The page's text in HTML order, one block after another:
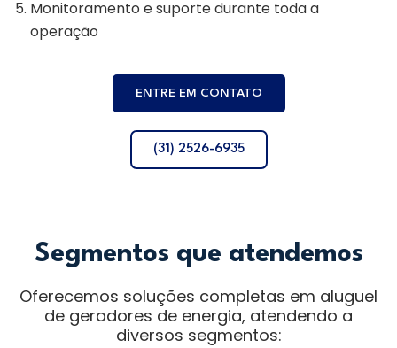
Monitoramento e suporte durante toda a
operação
ENTRE EM CONTATO
(31) 2526-6935
Segmentos que atendemos
Oferecemos soluções completas em aluguel
de geradores de energia, atendendo a
diversos segmentos: